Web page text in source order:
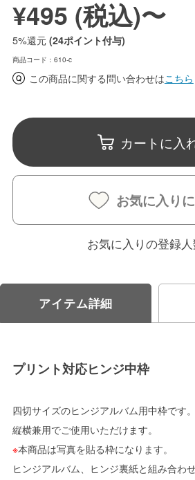
¥495 (税込)〜
5%還元 (24ポイント付与)
商品コード：610-c
この商品に関する問い合わせはこちら
カートに入
お気に入り
お気に入りの登録人
アイテム詳細
プリント対応ヒンジ中枠
四切サイズのヒンジアルバム用中枠です。
縦横兼用でご使用いただけます。
※本商品は写真を貼る枠になります。
ヒンジアルバム、ヒンジ裏紙と組み合わ